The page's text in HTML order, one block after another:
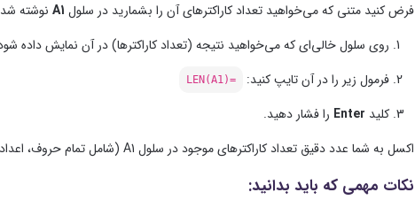
فرض کنید متنی که می‌خواهید تعداد کاراکترهای آن را بشمارید در سلول A1 نوشته
روی سلول خالی‌ای که می‌خواهید نتیجه (تعداد کاراکترها) در آن نمایش داده
فرمول زیر را در آن تایپ کنید:
=LEN(A1)
کلید Enter را فشار دهید.
اکسل به شما عدد دقیق تعداد کاراکترهای موجود در سلول A1 (شامل تمام حروف، اعداد، علائم و فاصله‌ها) را نشان خواهد داد.
نکات مهمی که باید بدانید: